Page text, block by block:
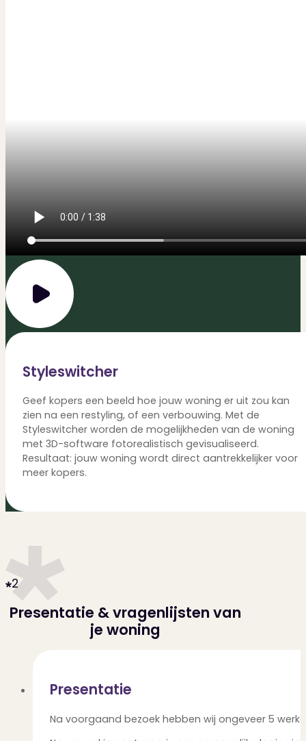
Styleswitcher
Geef kopers een beeld hoe jouw woning er uit zou kan
zien na een restyling, of een verbouwing. Met de
Styleswitcher worden de mogelijkheden van de woning
met 3D-software fotorealistisch gevisualiseerd.
Resultaat: jouw woning wordt direct aantrekkelijker voor
meer kopers.
2
Presentatie & vragenlijsten van
je woning
Presentatie
Na voorgaand bezoek hebben wij ongeveer 5